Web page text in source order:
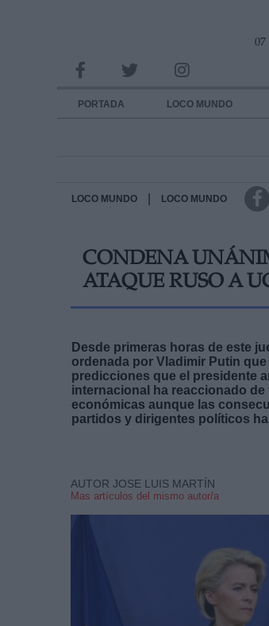
07
PORTADA LOCO MUNDO
LOCO MUNDO LOCO MUNDO
CONDENA
ATAQUE RUSO A
Desde primeras horas de este
ordenada por Vladimir Putin
predicciones que el presidente
internacional ha reaccionado
económicas aunque las
partidos y dirigentes políticos
AUTOR JOSE LUIS MARTÍN
Mas artículos del mismo autor/a
INFORMACION SOBRE LA PROTECCIÓN DE
Responsable:
Destinatarios:
link
Información adicional
link